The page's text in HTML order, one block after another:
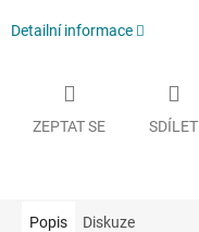
Detailní informace
ZEPTAT SE SDÍLET
Popis Diskuze